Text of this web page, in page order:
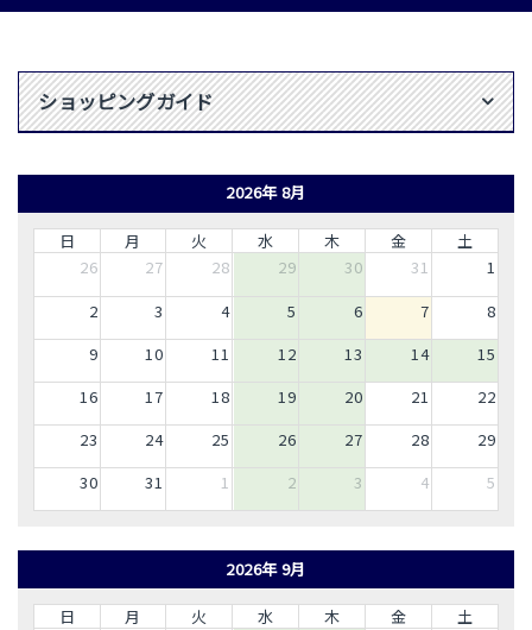
ショッピングガイド
2026年 8月
日 月 火 水 木 金
土
26
27 28 29 30 31
1
2
3 4 5 6 7
8
9
10 11 12 13 14
15
16
17 18 19 20 21
22
23
24 25 26 27 28
29
30
31 1 2 3 4 5
2026年 9月
日 月 火 水 木 金
土